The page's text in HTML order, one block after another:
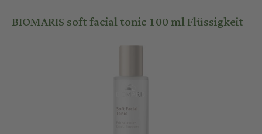
BIOMARIS soft facial tonic 100 ml Flüssigkeit